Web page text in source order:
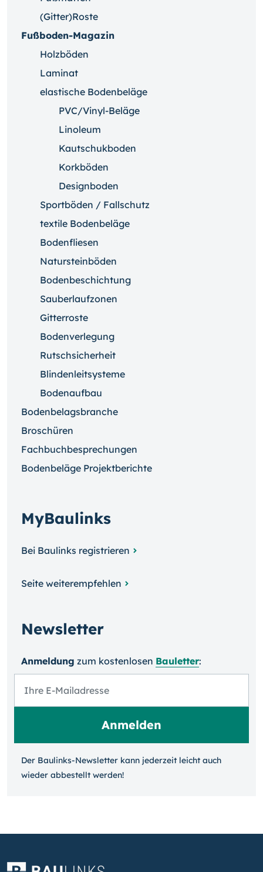
(Gitter)Roste
Fußboden-Magazin
Holzböden
Laminat
elastische Bodenbeläge
PVC/Vinyl-Beläge
Linoleum
Kautschukboden
Korkböden
Designboden
Sportböden / Fallschutz
textile Bodenbeläge
Bodenfliesen
Natursteinböden
Bodenbeschichtung
Sauberlaufzonen
Gitterroste
Bodenverlegung
Rutschsicherheit
Blindenleitsysteme
Bodenaufbau
Bodenbelagsbranche
Broschüren
Fachbuchbesprechungen
Bodenbeläge Projektberichte
MyBaulinks
Bei Baulinks registrieren
Seite weiterempfehlen
Newsletter
Anmeldung zum kosten­losen Bauletter:
Der Baulinks-Newsletter kann jeder­zeit leicht auch
wieder ab­bestellt werden!